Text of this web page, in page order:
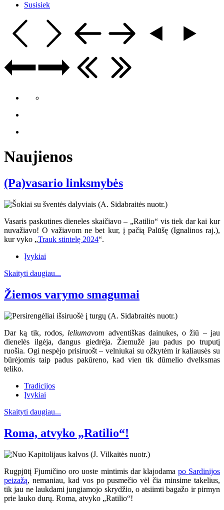
Susisiek
Naujienos
(Pa)vasario linksmybės
Vasaris paskutines dieneles skaičiavo – „Ratilio“ vis tiek dar kai kur
nuvažiavo! O važiavom ne bet kur, į pačią Palūšę (Ignalinos raj.),
kur vyko „Trauk stintelę 2024“.
Įvykiai
Skaityti daugiau...
Žiemos varymo smagumai
Dar ką tik, rodos, leliumavom adventiškas dainukes, o žiū – jau
dienelės ilgėja, dangus giedrėja. Žiemužė jau padus po truputį
ruošia. Ogi nespėjo prisiruošt – velniukai su ožkytėm ir kaliausės su
būrėjomis taip padus pakūreno, kad vien tik dūmelio dvelksmas
teliko.
Tradicijos
Įvykiai
Skaityti daugiau...
Roma, atvyko „Ratilio“!
Rugpjūtį Fjumičino oro uoste mintimis dar klajodama po Sardinijos
peizažą, nemaniau, kad vos po pusmečio vėl čia minsime takelius,
tik jau ne laukdami jungiamojo skrydžio, o atsiimti bagažo ir pirmyn
prie lauko durų. Roma, atvyko „Ratilio“!